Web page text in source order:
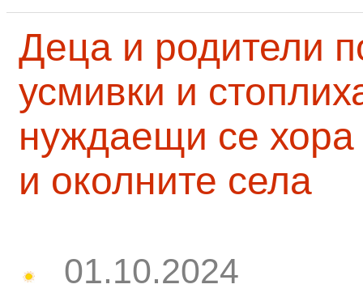
Деца и родители
усмивки и
нуждаещи се
и околните села
01.10.2024